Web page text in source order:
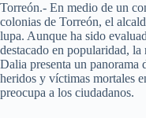
Torreón.- En medio de un
colonias de Torreón, el
lupa. Aunque ha sido
destacado en popularidad,
Dalia presenta un panorama
heridos y víctimas mortales
preocupa a los ciudadanos.